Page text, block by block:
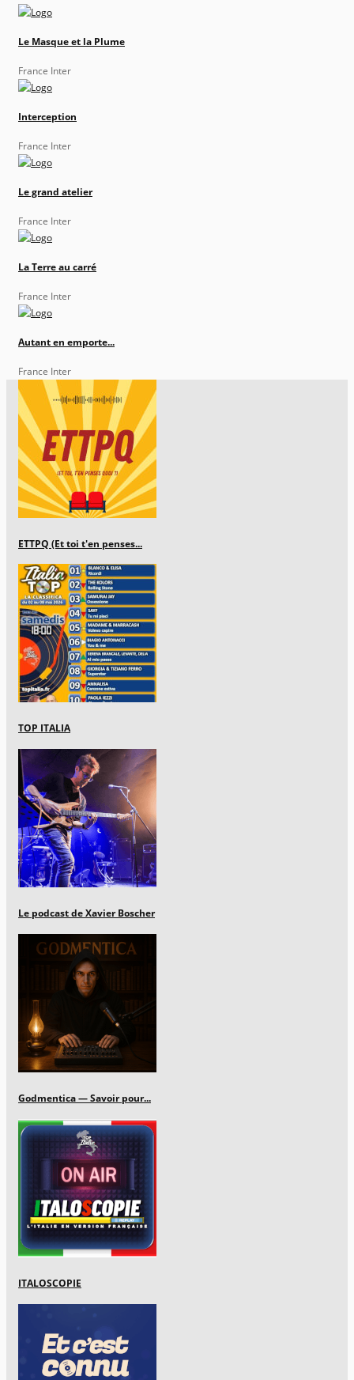
Le Masque et la Plume
France Inter
Interception
France Inter
Le grand atelier
France Inter
La Terre au carré
France Inter
Autant en emporte...
France Inter
ETTPQ (Et toi t'en penses...
TOP ITALIA
Le podcast de Xavier Boscher
Godmentica — Savoir pour...
ITALOSCOPIE